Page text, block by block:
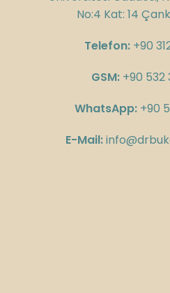
No:4 Kat: 14
Telefon: +90
GSM: +90 532
WhatsApp: +90
E-Mail: